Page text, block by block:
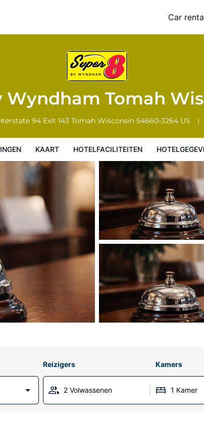
Car
Wyndham Tomah
94 Exit 143 Tomah Wisconsin 54660-3264 US
KAART HOTELFACILITEITEN
Regels van het hotel
Reizigers Kamers
2 Volwassenen 1 Kamer